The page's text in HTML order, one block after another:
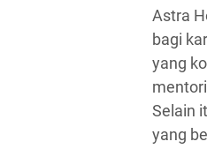
Astra
bagi
yang
Selain
yang